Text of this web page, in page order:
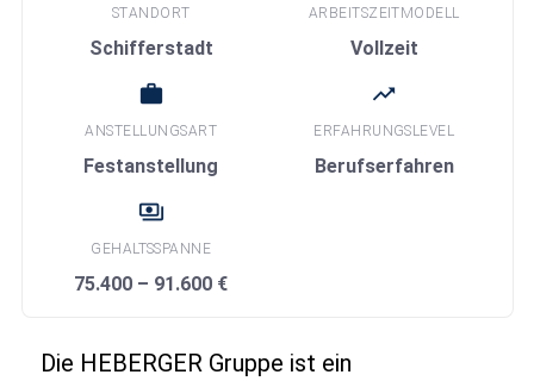
STANDORT
Schifferstadt
ARBEITSZEITMODELL
Vollzeit
work
ANSTELLUNGSART
Festanstellung
trending_up
ERFAHRUNGSLEVEL
Berufserfahren
payments
GEHALTSSPANNE
75.400 – 91.600 €
Die HEBERGER Gruppe ist ein